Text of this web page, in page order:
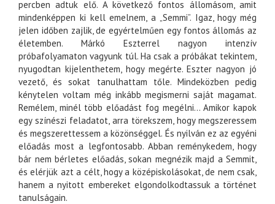
percben adtuk elő. A következő fontos állomásom, amit
mindenképpen ki kell emelnem, a „Semmi”. Igaz, hogy még
jelen időben zajlik, de egyértelműen egy fontos állomás az
életemben. Márkó Eszterrel nagyon intenzív
próbafolyamaton vagyunk túl. Ha csak a próbákat tekintem,
nyugodtan kijelenthetem, hogy megérte. Eszter nagyon jó
vezető, és sokat tanulhattam tőle. Mindeközben pedig
kénytelen voltam még inkább megismerni saját magamat.
Remélem, minél több előadást fog megélni… Amikor kapok
egy színészi feladatot, arra törekszem, hogy megszeressem
és megszerettessem a közönséggel. És nyilván ez az egyéni
előadás most a legfontosabb. Abban reménykedem, hogy
bár nem bérletes előadás, sokan megnézik majd a Semmit,
és elérjük azt a célt, hogy a középiskolásokat, de nem csak,
hanem a nyitott embereket elgondolkodtassuk a történet
tanulságain.